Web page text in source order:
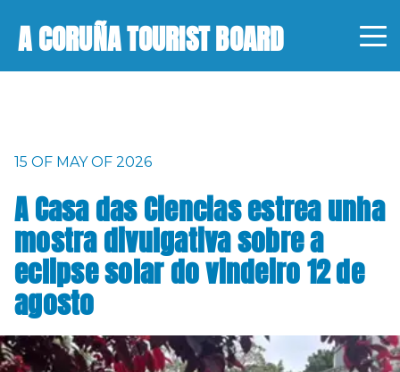
A CORUÑA TOURIST BOARD
15 OF MAY OF 2026
A Casa das Ciencias estrea unha
mostra divulgativa sobre a
eclipse solar do vindeiro 12 de
agosto